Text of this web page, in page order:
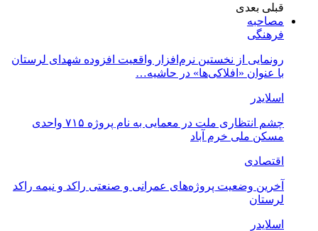
قبلی بعدی
مصاحبه
فرهنگی
رونمایی از نخستین نرم‌افزار واقعیت افزوده شهدای لرستان
با عنوان «افلاکی‌ها» در حاشیه…
اسلایدر
چشم انتظاری ملت در معمایی به نام پروژه ۷۱۵ واحدی
مسکن ملی خرم آباد
اقتصادی
آخرین وضعیت پروژه‌های عمرانی و صنعتی راکد و نیمه راکد
لرستان
اسلایدر